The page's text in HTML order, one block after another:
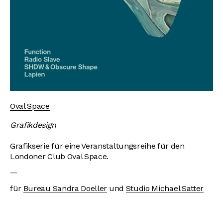
Oval Space
Grafikdesign
Grafikserie für eine Veranstaltungsreihe für den
Londoner Club Oval Space.
—
für Bureau Sandra Doeller und Studio Michael Satter